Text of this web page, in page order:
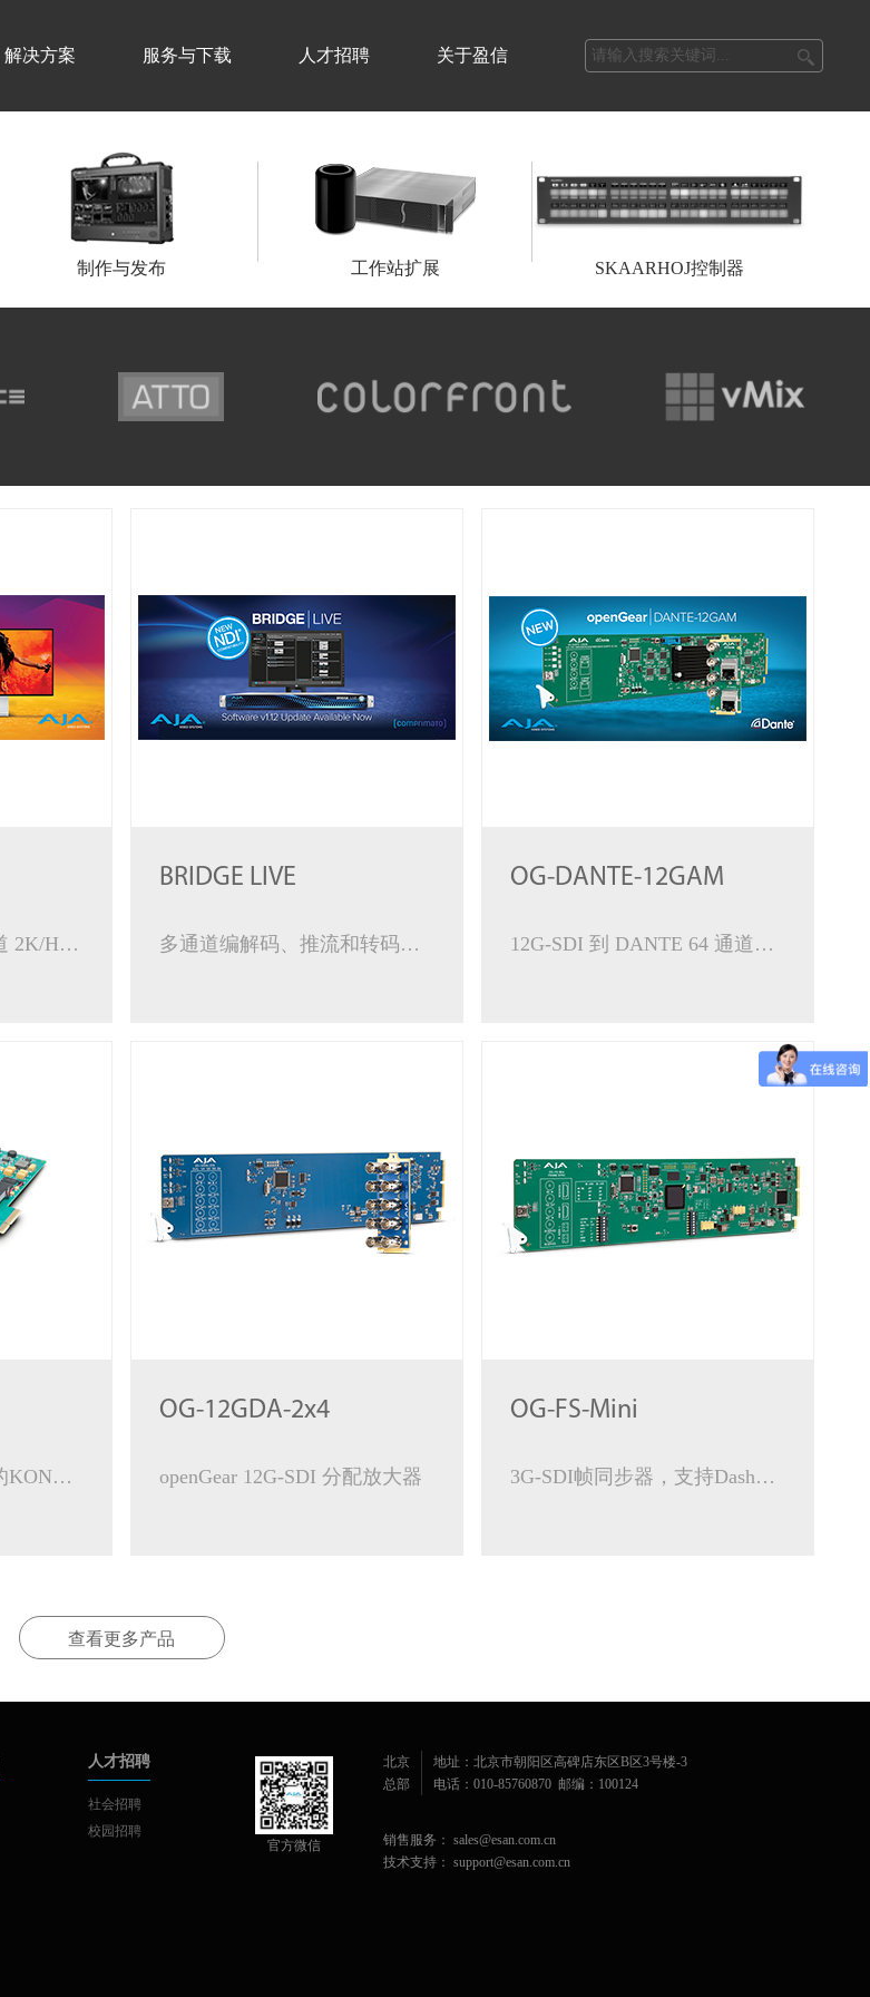
解决方案 服务与下载 人才招聘 关于盈信
制作与发布 工作站扩展 SKAARHOJ控制器
Thunderbolt™ 3 多通道 2K/HD/SD 视频 I/O
BRIDGE LIVE
多通道编解码、推流和转码完整流媒体应用解决方案
OG-DANTE-12GAM
12G-SDI 到 DANTE 64 通道音频加嵌/解嵌器
较高性价比和灵活性的KONA板卡
OG-12GDA-2x4
openGear 12G-SDI 分配放大器
OG-FS-Mini
3G-SDI帧同步器，支持DashBoard
查看更多产品
人才招聘
社会招聘
校园招聘
官方微信
北京
总部
地址：北京市朝阳区高碑店东区B区3号楼-3
电话：010-85760870 邮编：100124
销售服务： sales@esan.com.cn
技术支持： support@esan.com.cn